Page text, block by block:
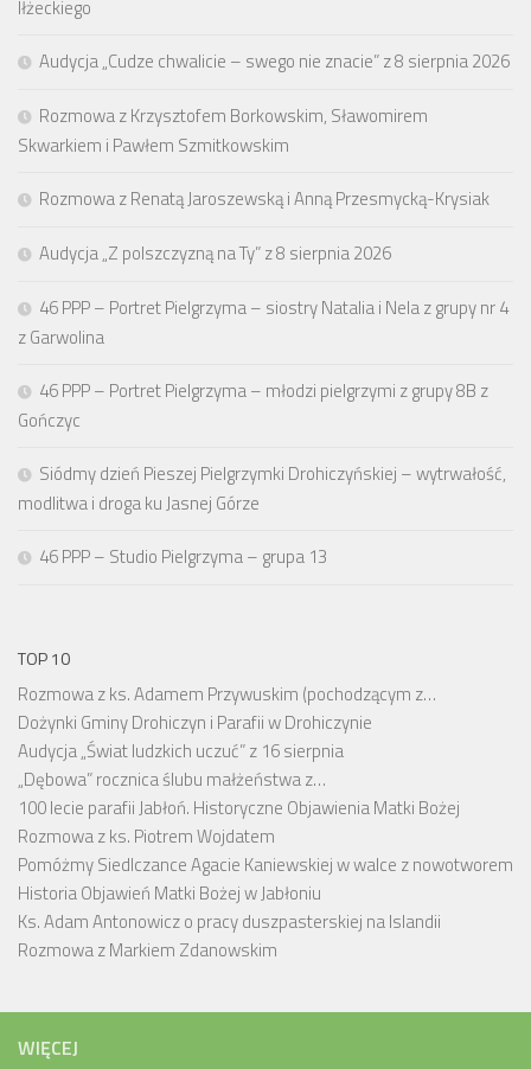
Iłżeckiego
Audycja „Cudze chwalicie – swego nie znacie” z 8 sierpnia 2026
Rozmowa z Krzysztofem Borkowskim, Sławomirem
Skwarkiem i Pawłem Szmitkowskim
Rozmowa z Renatą Jaroszewską i Anną Przesmycką-Krysiak
Audycja „Z polszczyzną na Ty” z 8 sierpnia 2026
46 PPP – Portret Pielgrzyma – siostry Natalia i Nela z grupy nr 4
z Garwolina
46 PPP – Portret Pielgrzyma – młodzi pielgrzymi z grupy 8B z
Gończyc
Siódmy dzień Pieszej Pielgrzymki Drohiczyńskiej – wytrwałość,
modlitwa i droga ku Jasnej Górze
46 PPP – Studio Pielgrzyma – grupa 13
TOP 10
Rozmowa z ks. Adamem Przywuskim (pochodzącym z…
Dożynki Gminy Drohiczyn i Parafii w Drohiczynie
Audycja „Świat ludzkich uczuć” z 16 sierpnia
„Dębowa” rocznica ślubu małżeństwa z…
100 lecie parafii Jabłoń. Historyczne Objawienia Matki Bożej
Rozmowa z ks. Piotrem Wojdatem
Pomóżmy Siedlczance Agacie Kaniewskiej w walce z nowotworem
Historia Objawień Matki Bożej w Jabłoniu
Ks. Adam Antonowicz o pracy duszpasterskiej na Islandii
Rozmowa z Markiem Zdanowskim
WIĘCEJ